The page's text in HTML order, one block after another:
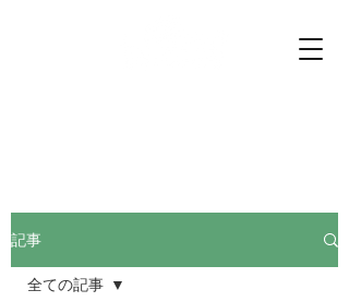
記事
全ての記事